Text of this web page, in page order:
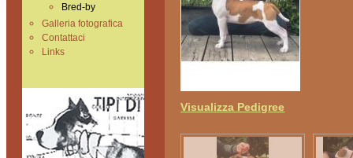
Bred-by
Galleria fotografica
Contattaci
Links
Visualizza Pedigree